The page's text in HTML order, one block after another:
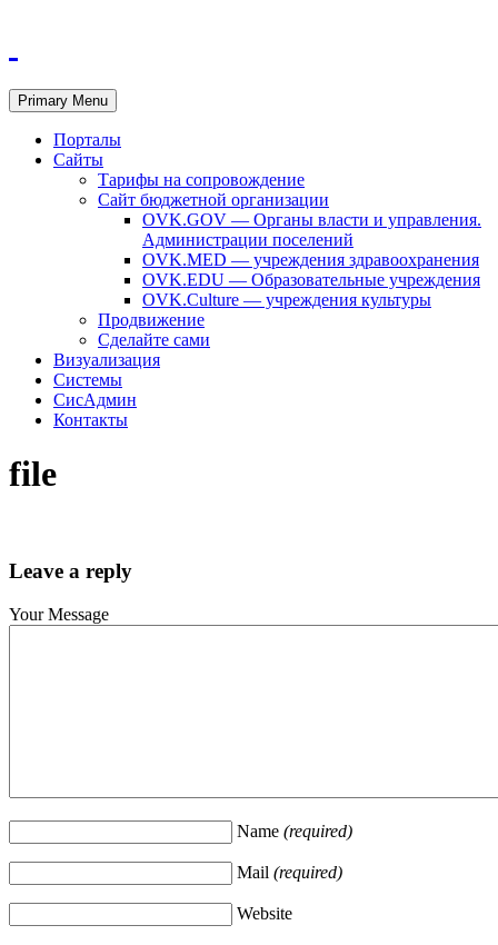
Primary Menu
Порталы
Сайты
Тарифы на сопровождение
Сайт бюджетной организации
OVK.GOV — Органы власти и управления.
Администрации поселений
OVK.MED — учреждения здравоохранения
OVK.EDU — Образовательные учреждения
OVK.Culture — учреждения культуры
Продвижение
Сделайте сами
Визуализация
Системы
СисАдмин
Контакты
file
Leave a reply
Your Message
Name (required)
Mail (required)
Website